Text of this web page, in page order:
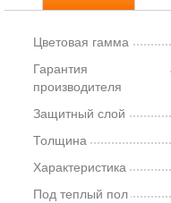
Цветовая гамма
Гарантия
производителя
Защитный слой
Толщина
Характеристика
Под теплый пол